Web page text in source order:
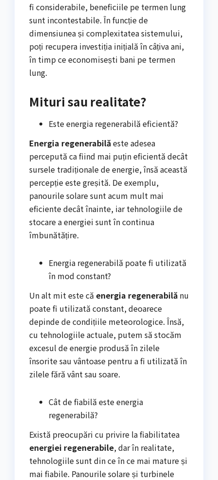
fi considerabile, beneficiile pe termen lung
sunt incontestabile. În funcție de
dimensiunea și complexitatea sistemului,
poți recupera investiția inițială în câțiva ani,
în timp ce economisești bani pe termen
lung.
Mituri sau realitate?
Este energia regenerabilă eficientă?
Energia regenerabilăeste adesea
percepută ca fiind mai puțin eficientă decât
sursele tradiționale de energie, însă această
percepție este greșită. De exemplu,
panourile solare sunt acum mult mai
eficiente decât înainte, iar tehnologiile de
stocare a energiei sunt în continua
îmbunătățire.
Energia regenerabilă poate fi utilizată
în mod constant?
Un alt mit este că energia regenerabilă nu
poate fi utilizată constant, deoarece
depinde de condițiile meteorologice. Însă,
cu tehnologiile actuale, putem să stocăm
excesul de energie produsă în zilele
însorite sau vântoase pentru a fi utilizată în
zilele fără vânt sau soare.
Cât de fiabilă este energia
regenerabilă?
Există preocupări cu privire la fiabilitatea
energiei regenerabile, dar în realitate,
tehnologiile sunt din ce în ce mai mature și
mai fiabile. Panourile solare și turbinele